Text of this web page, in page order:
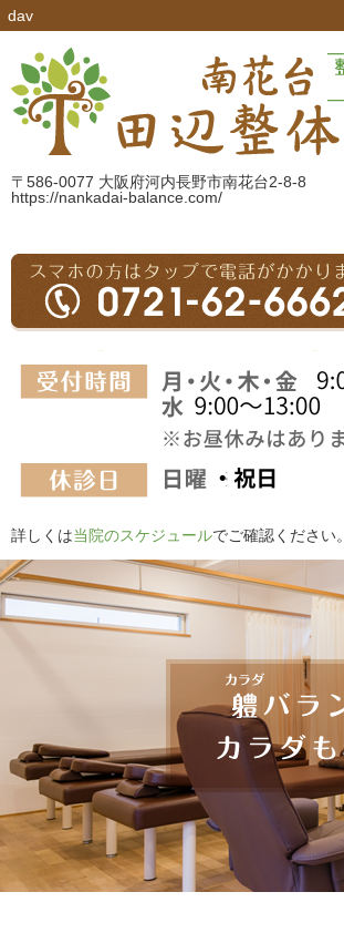
dav
〒586-0077 大阪府河内長野市南花台2-8-8
https://nankadai-balance.com/
詳しくは当院のスケジュールでご確認ください。